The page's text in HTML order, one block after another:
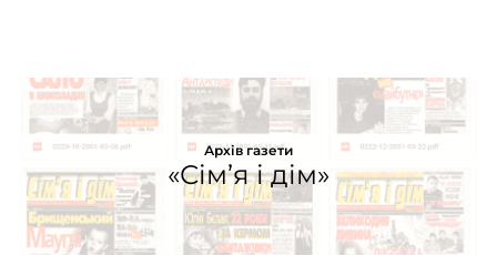
Архів газети
«Сім’я і дім»